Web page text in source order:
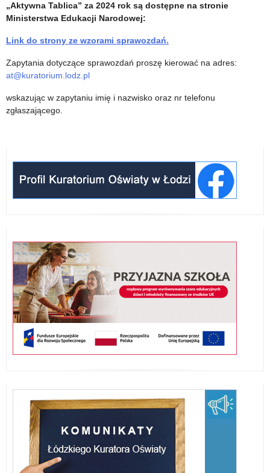
„Aktywna Tablica” za 2024 rok są dostępne na stronie
Ministerstwa Edukacji Narodowej:
Link do strony ze wzorami sprawozdań.
Zapytania dotyczące sprawozdań proszę kierować na adres:
at@kuratorium.lodz.pl
wskazując w zapytaniu imię i nazwisko oraz nr telefonu
zgłaszającego.